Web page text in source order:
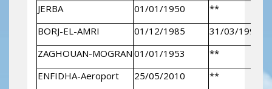
JERBA
01/01/1950
**
BORJ-EL-AMRI
01/12/1985
31/03/1994
ZAGHOUAN-MOGRAN 01/01/1953
**
ENFIDHA-Aeroport
25/05/2010
**